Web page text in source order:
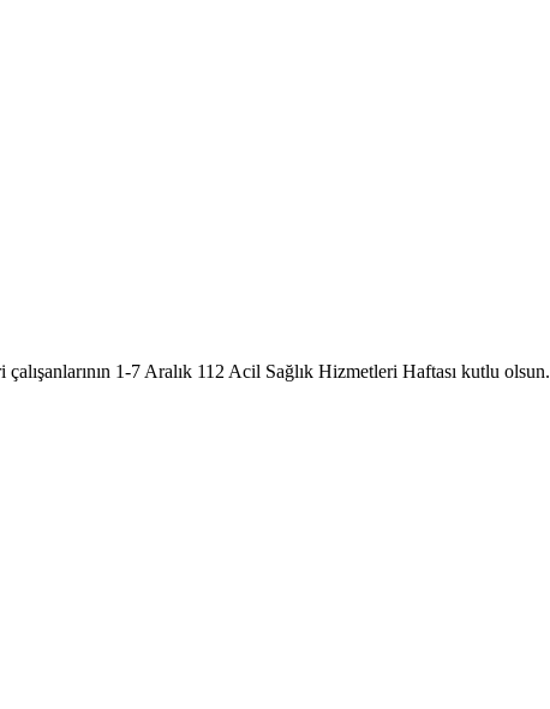
1-7 Aralık 112 Acil Sağlık Hizmetleri Haftası kutlu olsun.